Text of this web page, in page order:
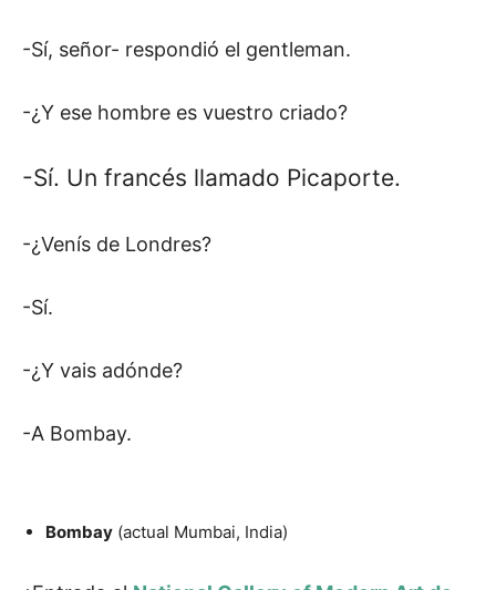
-Sí, señor- respondió el gentleman.
-¿Y ese hombre es vuestro criado?
-Sí. Un francés llamado Picaporte.
-¿Venís de Londres?
-Sí.
-¿Y vais adónde?
-A Bombay.
Bombay (actual Mumbai, India)